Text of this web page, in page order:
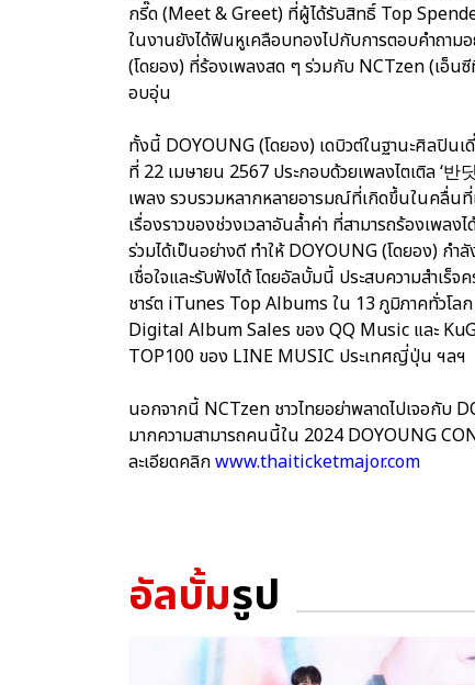
กรี๊ด (Meet & Greet) ที่ผู้ได้รับสิทธิ์ Top
ในงานยังได้ฟินหูเคลือบทองไปกับการตอบคำถาม
(โดยอง) ที่ร้องเพลงสด ๆ ร่วมกับ NCTzen (เอ็น
อบอุ่น
ทั้งนี้ DOYOUNG (โดยอง) เดบิวต์ในฐานะศิลปิน
ที่ 22 เมษายน 2567 ประกอบด้วยเพลงไตเติล ‘
เพลง รวบรวมหลากหลายอารมณ์ที่เกิดขึ้นในคลื่นที่
เรื่องราวของช่วงเวลาอันล้ำค่า ที่สามารถร้องเพล
ร่วมได้เป็นอย่างดี ทำให้ DOYOUNG (โดยอง) ก
เชื่อใจและรับฟังได้ โดยอัลบั้มนี้ ประสบความสำเ
ชาร์ต iTunes Top Albums ใน 13 ภูมิภาคทั่วโ
Digital Album Sales ของ QQ Music และ
TOP100 ของ LINE MUSIC ประเทศญี่ปุ่น ฯลฯ
นอกจากนี้ NCTzen ชาวไทยอย่าพลาดไปเจอกับ
มากความสามารถคนนี้ใน 2024 DOYOUNG
ละเอียดคลิกwww.thaiticketmajor.com
อัลบั้มรูป